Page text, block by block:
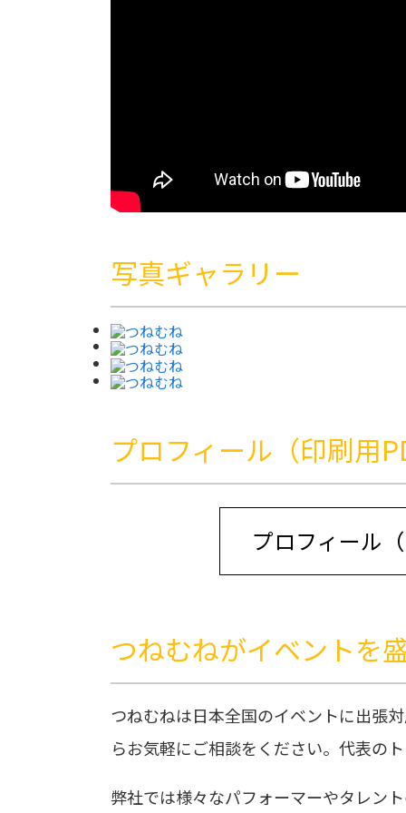
写真ギャラリー
プロフィール（印刷用
プロフィール
つねむねがイベントを
つねむねは日本全国のイベントに出張
らお気軽にご相談をください。代表の
弊社では様々なパフォーマーやタレン